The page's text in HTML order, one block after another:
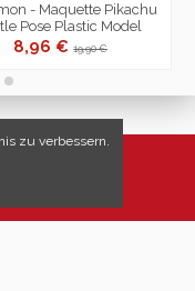
- Maquette Pikachu
Pose Plastic Model
8,96 €19,90 €
zu verbessern.